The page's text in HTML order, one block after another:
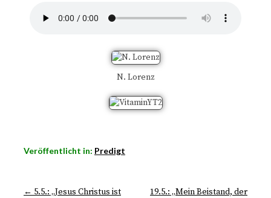
N. Lorenz
Veröffentlicht in: Predigt
← 5.5.: „Jesus Christus ist
19.5.: „Mein Beistand, der